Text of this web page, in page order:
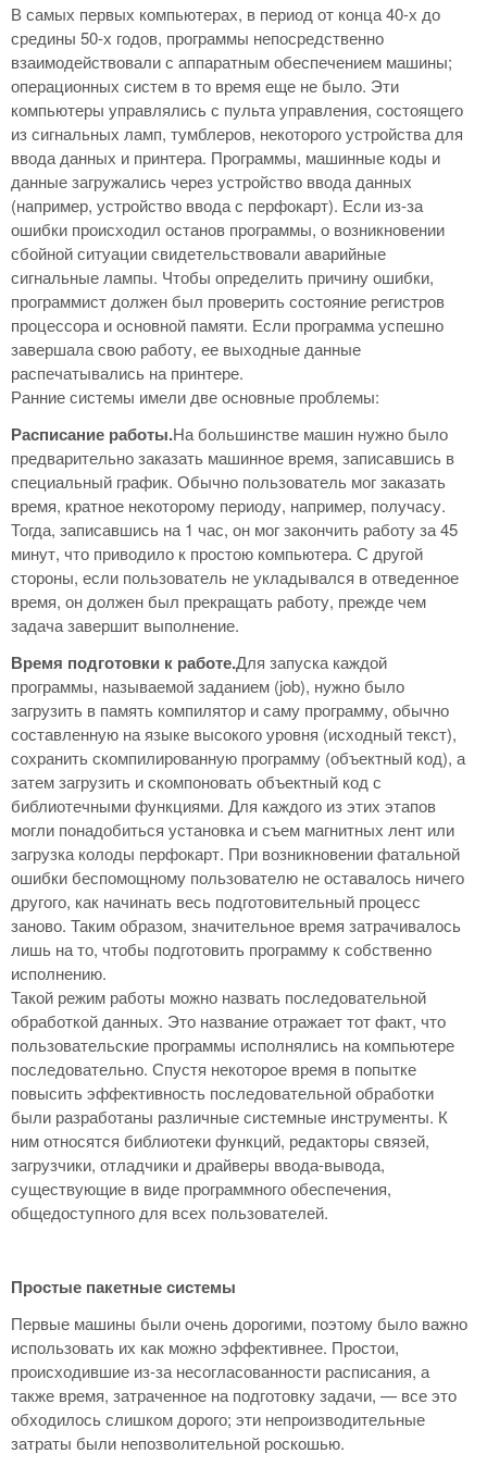
В самых первых компьютерах, в период от конца 40-х до
средины 50-х годов, программы непосредственно
взаимодействовали с аппаратным обеспечением машины;
операционных систем в то время еще не было. Эти
компьютеры управлялись с пульта управления, состоящего
из сигнальных ламп, тумблеров, некоторого устройства для
ввода данных и принтера. Программы, машинные коды и
данные загружались через устройство ввода данных
(например, устройство ввода с перфокарт). Если из-за
ошибки происходил останов программы, о возникновении
сбойной ситуации свидетельствовали аварийные
сигнальные лампы. Чтобы определить причину ошибки,
программист должен был проверить состояние регистров
процессора и основной памяти. Если программа успешно
завершала свою работу, ее выходные данные
распечатывались на принтере.
Ранние системы имели две основные проблемы:
Расписание работы.На большинстве машин нужно было
предварительно заказать машинное время, записавшись в
специальный график. Обычно пользователь мог заказать
время, кратное некоторому периоду, например, получасу.
Тогда, записавшись на 1 час, он мог закончить работу за 45
минут, что приводило к простою компьютера. С другой
стороны, если пользователь не укладывался в отведенное
время, он должен был прекращать работу, прежде чем
задача завершит выполнение.
Время подготовки к работе.Для запуска каждой
программы, называемой заданием (job), нужно было
загрузить в память компилятор и саму программу, обычно
составленную на языке высокого уровня (исходный текст),
сохранить скомпилированную программу (объектный код), а
затем загрузить и скомпоновать объектный код с
библиотечными функциями. Для каждого из этих этапов
могли понадобиться установка и съем магнитных лент или
загрузка колоды перфокарт. При возникновении фатальной
ошибки беспомощному пользователю не оставалось ничего
другого, как начинать весь подготовительный процесс
заново. Таким образом, значительное время затрачивалось
лишь на то, чтобы подготовить программу к собственно
исполнению.
Такой режим работы можно назвать последовательной
обработкой данных. Это название отражает тот факт, что
пользовательские программы исполнялись на компьютере
последовательно. Спустя некоторое время в попытке
повысить эффективность последовательной обработки
были разработаны различные системные инструменты. К
ним относятся библиотеки функций, редакторы связей,
загрузчики, отладчики и драйверы ввода-вывода,
существующие в виде программного обеспечения,
общедоступного для всех пользователей.
Простые пакетные системы
Первые машины были очень дорогими, поэтому было важно
использовать их как можно эффективнее. Простои,
происходившие из-за несогласованности расписания, а
также время, затраченное на подготовку задачи, — все это
обходилось слишком дорого; эти непроизводительные
затраты были непозволительной роскошью.